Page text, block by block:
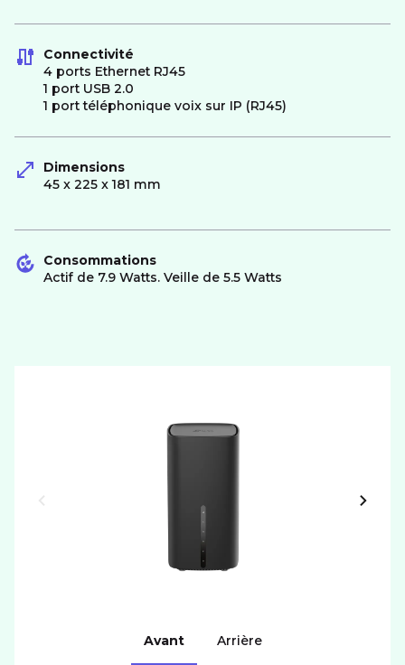
Connectivité
4 ports Ethernet RJ45
1 port USB 2.0
1 port téléphonique voix sur IP (RJ45)
Dimensions
45 x 225 x 181 mm
Consommations
Actif de 7.9 Watts. Veille de 5.5 Watts
Avant Arrière